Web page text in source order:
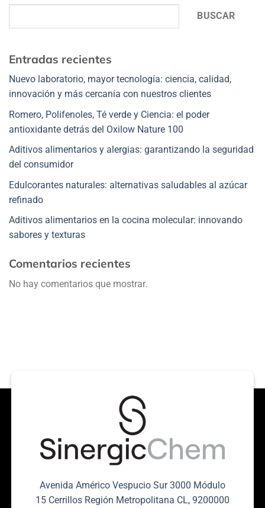
BUSCAR
Entradas recientes
Nuevo laboratorio, mayor tecnología: ciencia, calidad,
innovación y más cercanía con nuestros clientes
Romero, Polifenoles, Té verde y Ciencia: el poder
antioxidante detrás del Oxilow Nature 100
Aditivos alimentarios y alergias: garantizando la seguridad
del consumidor
Edulcorantes naturales: alternativas saludables al azúcar
refinado
Aditivos alimentarios en la cocina molecular: innovando
sabores y texturas
Comentarios recientes
No hay comentarios que mostrar.
Avenida Américo Vespucio Sur 3000 Módulo
15 Cerrillos Región Metropolitana CL, 9200000